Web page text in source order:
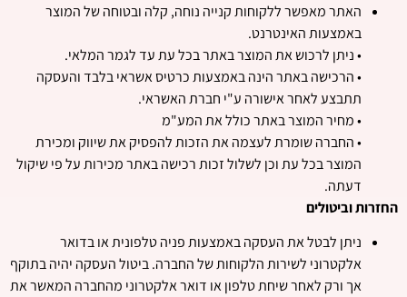
האתר מאפשר ללקוחות קנייה נוחה, קלה ובטוחה של המוצר
באמצעות האינטרנט.
• ניתן לרכוש את המוצר באתר בכל עת עד לגמר המלאי.
• הרכישה באתר הינה באמצעות כרטיס אשראי בלבד והעסקה
תתבצע לאחר אישורה ע"י חברת האשראי.
• מחיר המוצר באתר כולל את המע"מ
• החברה שומרת לעצמה את הזכות להפסיק את שיווק ומכירת
המוצר בכל עת וכן לשלול זכות רכישה באתר מכירות על פי שיקול
דעתה.
החזרות וביטולים
ניתן לבטל את העסקה באמצעות פניה טלפונית או בדואר
אלקטרוני לשירות הלקוחות של החברה. ביטול העסקה יהיה בתוקף
אך ורק לאחר שיחת טלפון או דואר אלקטרוני מהחברה המאשר את